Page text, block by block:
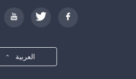
العربية